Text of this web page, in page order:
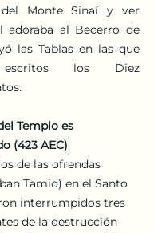
del Monte Sinaí y ver
adoraba al Becerro de
las Tablas en las que
escritos los Diez
Templo es
(423 AEC)
de las ofrendas
Tamid) en el Santo
interrumpidos tres
de la destrucción